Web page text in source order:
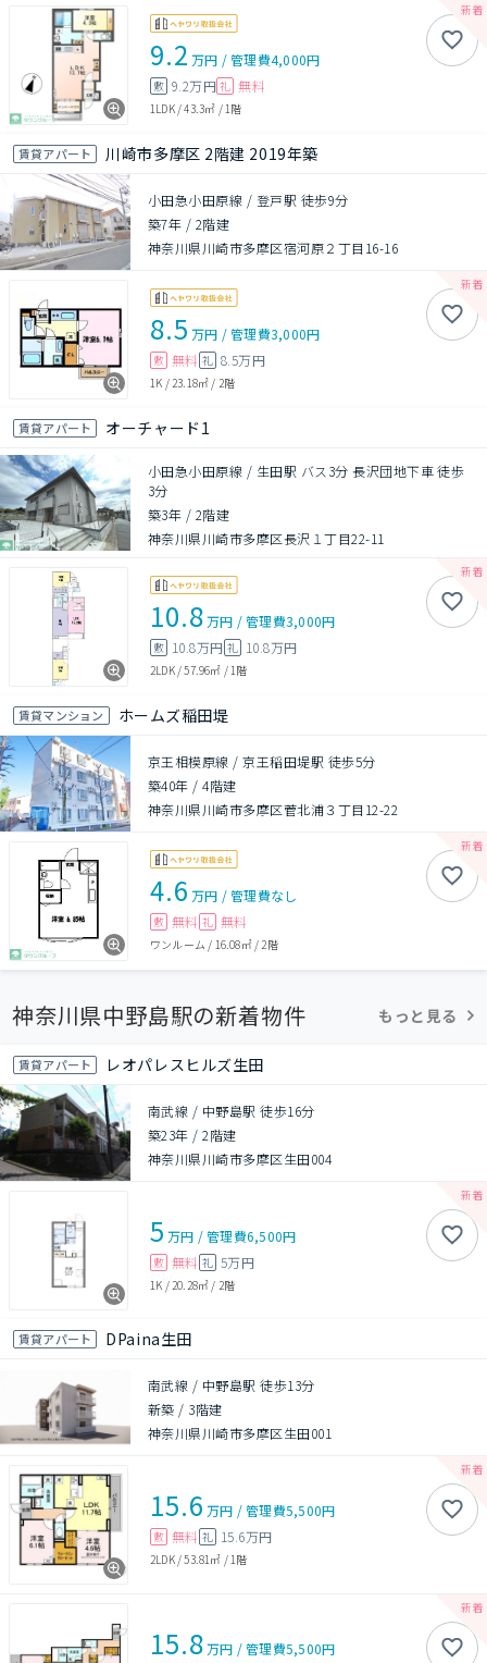
9.2 万円 /管理費4,000円
敷 9.2万円 礼 無料
1LDK/43.3㎡ /1階
賃貸アパート 川崎市多摩区 2階建 2019年築
小田急小田原線 / 登戸駅 徒歩9分
築7年 / 2階建
神奈川県川崎市多摩区宿河原２丁目16-16
8.5 万円 /管理費3,000円
敷 無料 礼 8.5万円
1K /23.18㎡ / 2階
賃貸アパート オーチャード1
小田急小田原線 / 生田駅 バス3分 長沢団地下車 徒歩
3分
築3年 / 2階建
神奈川県川崎市多摩区長沢１丁目22-11
10.8万円 /管理費3,000円
敷 10.8万円 礼 10.8万円
2LDK/57.96㎡ /1階
賃貸マンション ホームズ稲田堤
京王相模原線 / 京王稲田堤駅 徒歩5分
築40年 /4階建
神奈川県川崎市多摩区菅北浦３丁目12-22
4.6 万円 /管理費なし
敷 無料 礼 無料
ワンルーム / 16.08㎡/2階
神奈川県中野島駅の新着物件 もっと見る
賃貸アパート レオパレスヒルズ生田
南武線 / 中野島駅 徒歩16分
築23年 /2階建
神奈川県川崎市多摩区生田004
5 万円 /管理費6,500円
敷 無料 礼 5万円
1K / 20.28㎡ / 2階
賃貸アパート DPaina生田
南武線 / 中野島駅 徒歩13分
新築 / 3階建
神奈川県川崎市多摩区生田001
15.6 万円 /管理費5,500円
敷 無料 礼 15.6万円
2LDK/53.81㎡ / 1階
15.8万円 /管理費5,500円